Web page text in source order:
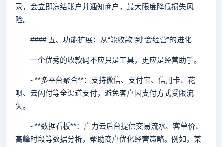
录，会立即冻结账户并通知商户，最大限度降低损失风
险。
#### 五、功能扩展：从“能收款”到“会经营”的进化
一个优秀的收款码不应只是工具，更应是经营助手。
- **多平台聚合**：支持微信、支付宝、信用卡、花
呗、云闪付等全渠道支付，避免客户因支付方式受限流
失。
- **数据看板**：广力云后台提供交易流水、客单价、
高峰时段等数据分析，帮助商户优化经营策略。例如，某